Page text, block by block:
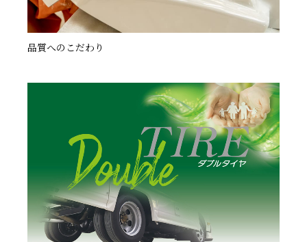
品質へのこだわり